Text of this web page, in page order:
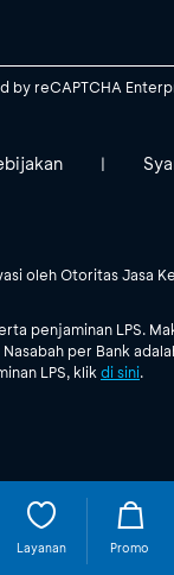
Layanan Promo
by reCAPTCHA
|
oleh Otoritas Jasa
penjaminan LPS.
per Bank
LPS, klik di sini.